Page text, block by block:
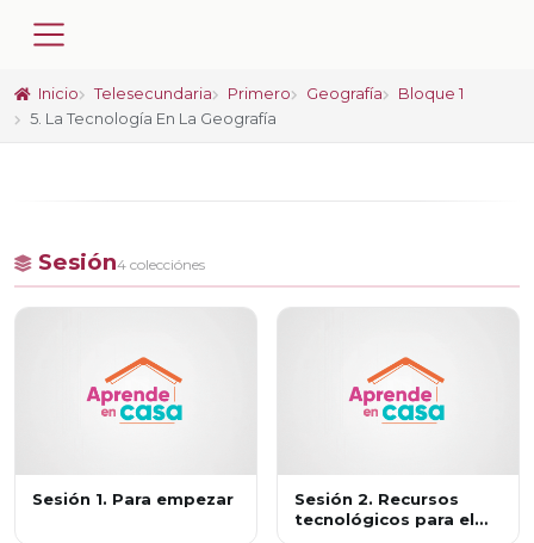
Inicio Telesecundaria Primero Geografía
Bloque 1
5. La Tecnología En La Geografía
Sesión4 colecciónes
Sesión 1. Para empezar
Sesión 2. Recursos
tecnológicos para el